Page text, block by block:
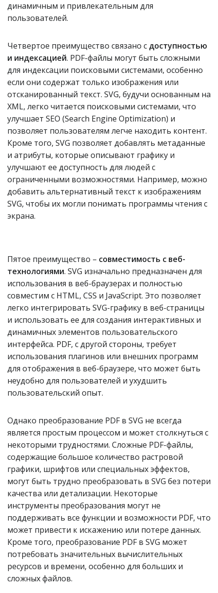
динамичным и привлекательным для
пользователей.
Четвертое преимущество связано с доступностью
и индексацией. PDF-файлы могут быть сложными
для индексации поисковыми системами, особенно
если они содержат только изображения или
отсканированный текст. SVG, будучи основанным на
XML, легко читается поисковыми системами, что
улучшает SEO (Search Engine Optimization) и
позволяет пользователям легче находить контент.
Кроме того, SVG позволяет добавлять метаданные
и атрибуты, которые описывают графику и
улучшают ее доступность для людей с
ограниченными возможностями. Например, можно
добавить альтернативный текст к изображениям
SVG, чтобы их могли понимать программы чтения с
экрана.
Пятое преимущество – совместимость с веб-
технологиями. SVG изначально предназначен для
использования в веб-браузерах и полностью
совместим с HTML, CSS и JavaScript. Это позволяет
легко интегрировать SVG-графику в веб-страницы
и использовать ее для создания интерактивных и
динамичных элементов пользовательского
интерфейса. PDF, с другой стороны, требует
использования плагинов или внешних программ
для отображения в веб-браузере, что может быть
неудобно для пользователей и ухудшить
пользовательский опыт.
Однако преобразование PDF в SVG не всегда
является простым процессом и может столкнуться с
некоторыми трудностями. Сложные PDF-файлы,
содержащие большое количество растровой
графики, шрифтов или специальных эффектов,
могут быть трудно преобразовать в SVG без потери
качества или детализации. Некоторые
инструменты преобразования могут не
поддерживать все функции и возможности PDF, что
может привести к искажению или потере данных.
Кроме того, преобразование PDF в SVG может
потребовать значительных вычислительных
ресурсов и времени, особенно для больших и
сложных файлов.